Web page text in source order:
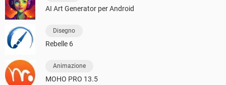
AI Art Generator per Android
Disegno
Rebelle 6
Animazione
MOHO PRO 13.5